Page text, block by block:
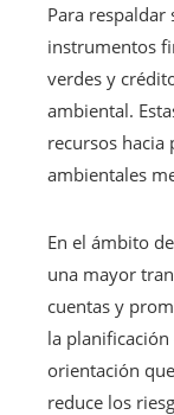
Para respaldar
instrumentos
verdes y
ambiental.
recursos hacia
ambientales
En el ámbito
una mayor
cuentas y
la planificación
orientación
reduce los